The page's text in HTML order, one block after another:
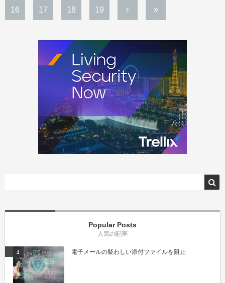
16 17 18 19
Popular Posts
電子メールの疑わしい添付ファイルを阻止